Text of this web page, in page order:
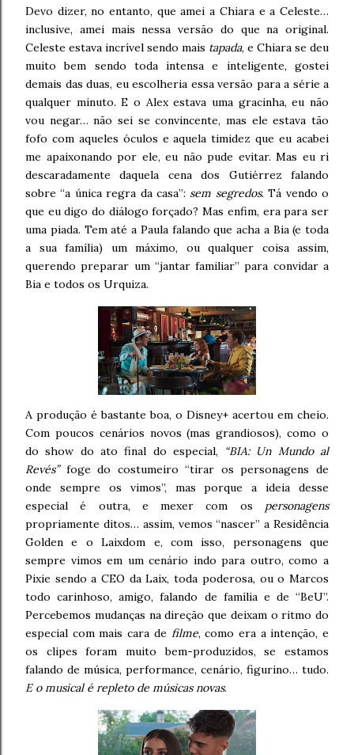
Devo dizer, no entanto, que amei a Chiara e a Celeste…
inclusive, amei mais nessa versão do que na original.
Celeste estava incrível sendo mais tapada, e Chiara se deu
muito bem sendo toda intensa e inteligente, gostei
demais das duas, eu escolheria essa versão para a série a
qualquer minuto. E o Alex estava uma gracinha, eu não
vou negar… não sei se convincente, mas ele estava tão
fofo com aqueles óculos e aquela timidez que eu acabei
me apaixonando por ele, eu não pude evitar. Mas eu ri
descaradamente daquela cena dos Gutiérrez falando
sobre “a única regra da casa”: sem segredos. Tá vendo o
que eu digo do diálogo forçado? Mas enfim, era para ser
uma piada. Tem até a Paula falando que acha a Bia (e toda
a sua família) um máximo, ou qualquer coisa assim,
querendo preparar um “jantar familiar” para convidar a
Bia e todos os Urquiza.
A produção é bastante boa, o Disney+ acertou em cheio.
Com poucos cenários novos (mas grandiosos), como o
do show do ato final do especial,
“BIA: Un Mundo al
Revés”foge do costumeiro “tirar os personagens de
onde sempre os vimos”, mas porque a ideia desse
especial é outra, e mexer com os personagens
propriamente ditos… assim, vemos “nascer” a Residência
Golden e o Laixdom e, com isso, personagens que
sempre vimos em um cenário indo para outro, como a
Pixie sendo a CEO da Laix, toda poderosa, ou o Marcos
todo carinhoso, amigo, falando de família e de “BeU”.
Percebemos mudanças na direção que deixam o ritmo do
especial com mais cara de filme, como era a intenção, e
os clipes foram muito bem-produzidos, se estamos
falando de música, performance, cenário, figurino… tudo.
E o musical é repleto de músicas novas.